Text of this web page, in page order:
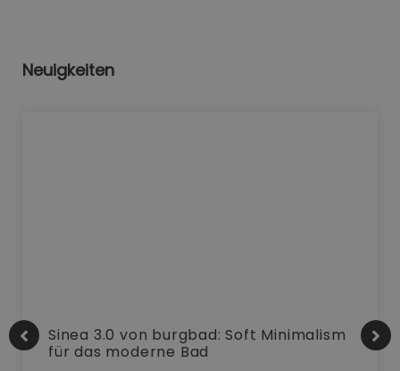
Neuigkeiten
Sinea 3.0 von burgbad: Soft Minimalism
für das moderne Bad